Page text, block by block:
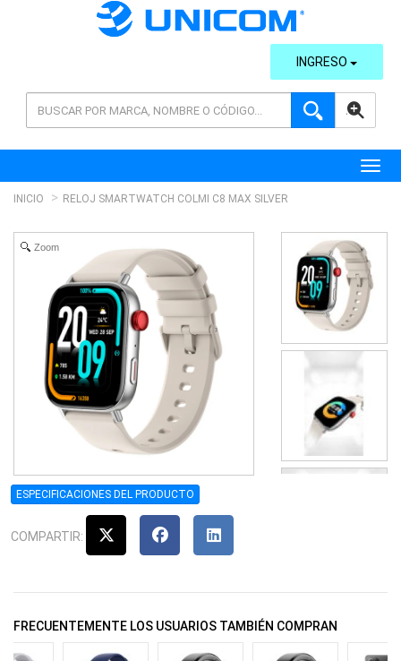
AVANZADA
INGRESO
INICIO RELOJ SMARTWATCH COLMI C8 MAX SILVER
Zoom
ESPECIFICACIONES DEL PRODUCTO
COMPARTIR:
FRECUENTEMENTE LOS USUARIOS TAMBIÉN COMPRAN